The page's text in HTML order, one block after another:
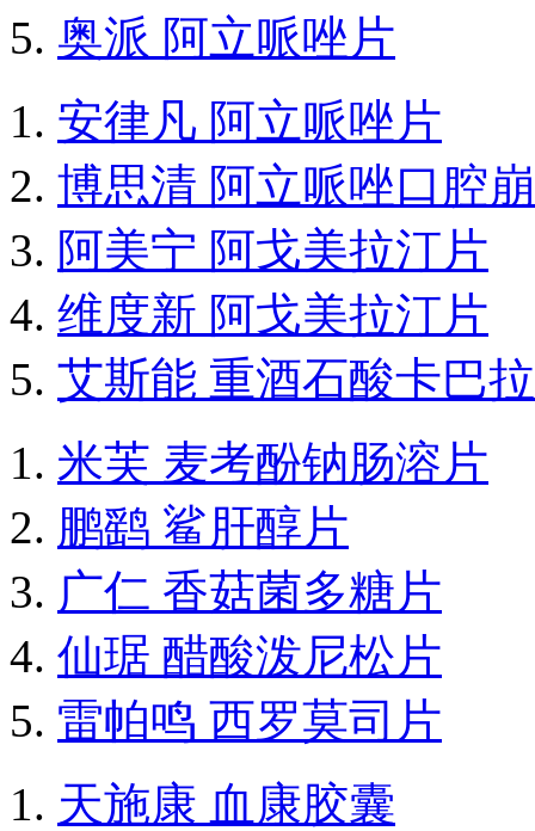
奥派 阿立哌唑片
安律凡 阿立哌唑片
博思清 阿立哌唑口腔
阿美宁 阿戈美拉汀片
维度新 阿戈美拉汀片
艾斯能 重酒石酸卡巴
米芙 麦考酚钠肠溶片
鹏鹞 鲨肝醇片
广仁 香菇菌多糖片
仙琚 醋酸泼尼松片
雷帕鸣 西罗莫司片
天施康 血康胶囊